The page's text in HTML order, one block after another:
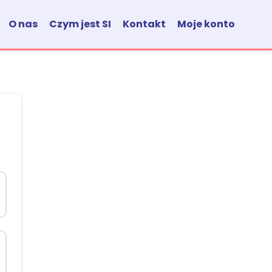
O nas Czym jest SI Kontakt Moje konto